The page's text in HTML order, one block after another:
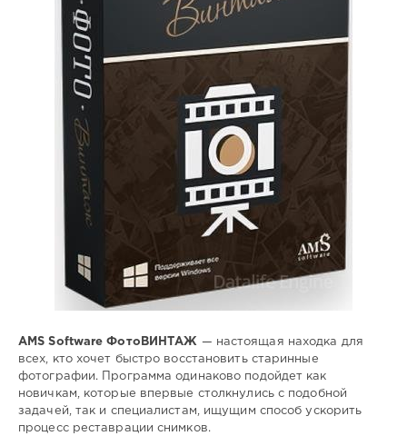
редактор
фото ,
восстановить
старинные
фотографии
AMS Software ФотоВИНТАЖ — настоящая находка для
всех, кто хочет быстро восстановить старинные
фотографии. Программа одинаково подойдет как
новичкам, которые впервые столкнулись с подобной
задачей, так и специалистам, ищущим способ ускорить
процесс реставрации снимков.